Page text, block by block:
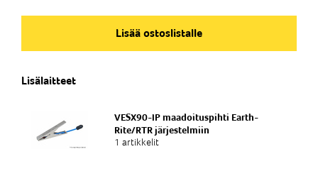
Nim. Nro
Lisää ostoslistalle
Lisälaitteet
VESX90-IP maadoituspihti Earth-
Rite/RTR järjestelmiin
1 artikkelit